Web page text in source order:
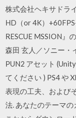
株式会社ヘキサドラ
HD（or 4K）
RESCUE MSSION』
森田 玄人／ソニー・
PUN2 アセット
てください ) PS4 や
表現の工夫、および
法. あなたのテーマ